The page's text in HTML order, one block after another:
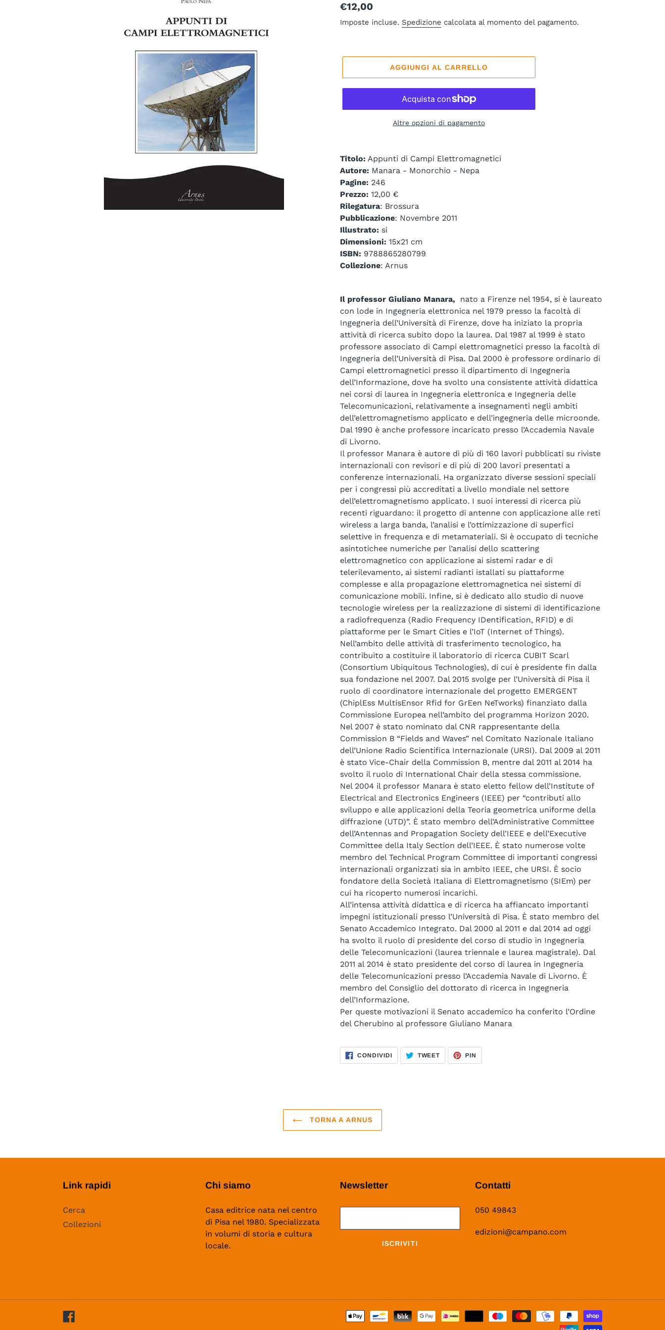
Prezzo
di
€12,00
Imposte incluse. Spedizione calcolata al momento del pagamento.
AGGIUNGI AL CARRELLO
Altre opzioni di pagamento
Titolo: Appunti di Campi Elettromagnetici
Autore: Manara - Monorchio - Nepa
Pagine: 246
Prezzo: 12,00 €
Rilegatura: Brossura
Pubblicazione: Novembre 2011
Illustrato: si
Dimensioni: 15x21 cm
ISBN: 9788865280799
Collezione: Arnus
Il professor Giuliano Manara,
nato a Firenze nel 1954, si è laureato
con lode in Ingegneria elettronica nel 1979 presso la facoltà di
Ingegneria dell’Università di Firenze, dove ha iniziato la propria
attività di ricerca subito dopo la laurea. Dal 1987 al 1999 è stato
professore associato di Campi elettromagnetici presso la facoltà di
Ingegneria dell’Università di Pisa. Dal 2000 è professore ordinario di
Campi elettromagnetici presso il dipartimento di Ingegneria
dell’Informazione, dove ha svolto una consistente attività didattica
nei corsi di laurea in Ingegneria elettronica e Ingegneria delle
Telecomunicazioni, relativamente a insegnamenti negli ambiti
dell’elettromagnetismo applicato e dell’ingegneria delle microonde.
Dal 1990 è anche professore incaricato presso l’Accademia Navale
di Livorno.
Il professor Manara è autore di più di 160 lavori pubblicati su riviste
internazionali con revisori e di più di 200 lavori presentati a
conferenze internazionali. Ha organizzato diverse sessioni speciali
per i congressi più accreditati a livello mondiale nel settore
dell’elettromagnetismo applicato. I suoi interessi di ricerca più
recenti riguardano: il progetto di antenne con applicazione alle reti
wireless a larga banda, l’analisi e l’ottimizzazione di superfici
selettive in frequenza e di metamateriali. Si è occupato di tecniche
asintotichee numeriche per l’analisi dello scattering
elettromagnetico con applicazione ai sistemi radar e di
telerilevamento, ai sistemi radianti istallati su piattaforme
complesse e alla propagazione elettromagnetica nei sistemi di
comunicazione mobili. Infine, si è dedicato allo studio di nuove
tecnologie wireless per la realizzazione di sistemi di identificazione
a radiofrequenza (Radio Frequency IDentification, RFID) e di
piattaforme per le Smart Cities e l’IoT (Internet of Things).
Nell’ambito delle attività di trasferimento tecnologico, ha
contribuito a costituire il laboratorio di ricerca CUBIT Scarl
(Consortium Ubiquitous Technologies), di cui è presidente fin dalla
sua fondazione nel 2007. Dal 2015 svolge per l’Università di Pisa il
ruolo di coordinatore internazionale del progetto EMERGENT
(ChiplEss MultisEnsor Rfid for GrEen NeTworks) finanziato dalla
Commissione Europea nell’ambito del programma Horizon 2020.
Nel 2007 è stato nominato dal CNR rappresentante della
Commission B “Fields and Waves” nel Comitato Nazionale Italiano
dell’Unione Radio Scientifica Internazionale (URSI). Dal 2009 al 2011
è stato Vice-Chair della Commission B, mentre dal 2011 al 2014 ha
svolto il ruolo di International Chair della stessa commissione.
Nel 2004 il professor Manara è stato eletto fellow dell’Institute of
Electrical and Electronics Engineers (IEEE) per “contributi allo
sviluppo e alle applicazioni della Teoria geometrica uniforme della
diffrazione (UTD)”. È stato membro dell’Administrative Committee
dell’Antennas and Propagation Society dell’IEEE e dell’Executive
Committee della Italy Section dell’IEEE. È stato numerose volte
membro del Technical Program Committee di importanti congressi
internazionali organizzati sia in ambito IEEE, che URSI. È socio
fondatore della Società Italiana di Elettromagnetismo (SIEm) per
cui ha ricoperto numerosi incarichi.
All’intensa attività didattica e di ricerca ha affiancato importanti
impegni istituzionali presso l’Università di Pisa. È stato membro del
Senato Accademico Integrato. Dal 2000 al 2011 e dal 2014 ad oggi
ha svolto il ruolo di presidente del corso di studio in Ingegneria
delle Telecomunicazioni (laurea triennale e laurea magistrale). Dal
2011 al 2014 è stato presidente del corso di laurea in Ingegneria
delle Telecomunicazioni presso l’Accademia Navale di Livorno. È
membro del Consiglio del dottorato di ricerca in Ingegneria
dell’Informazione.
Per queste motivazioni il Senato accademico ha conferito l’Ordine
del Cherubino al professore Giuliano Manara
CONDIVIDICONDIVIDI
SU
FACEBOOK
TWEETTWITTA
TWITTER
PIN
PINTEREST
TORNA A ARNUS
Link rapidi
Cerca
Collezioni
Chi siamo
Casa editrice nata nel centro
di Pisa nel 1980. Specializzata
in volumi di storia e cultura
locale.
Newsletter
ISCRIVITI
Contatti
050 49843
edizioni@campano.com
di